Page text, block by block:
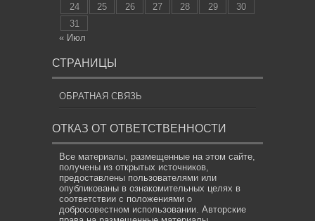
24
25 26 27 28 29
30
31
« Июл
СТРАНИЦЫ
ОБРАТНАЯ СВЯЗЬ
ОТКАЗ ОТ ОТВЕТСТВЕННОСТИ
Все материалы, размещенные на этом сайте,
получены из открытых источников,
предоставлены пользователями или
опубликованы в ознакомительных целях в
соответствии с положениями о
добросовестном использовании. Авторские